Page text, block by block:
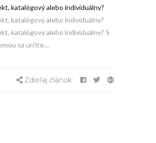
katalógový alebo individuálny?
katalógový alebo individuálny?
katalógový alebo individuálny? S
sa určite…
Zdieľaj článok: